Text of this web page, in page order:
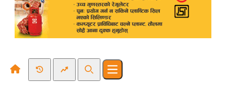
Recent NewsTrending News
SearchOpen main menu